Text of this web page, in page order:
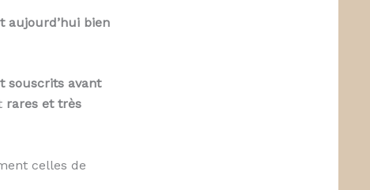
aujourd’hui bien
souscrits avant
rares et très
celles de